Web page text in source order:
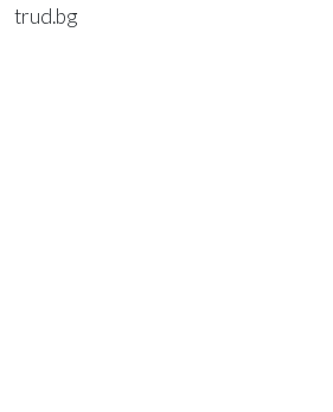
trud.bg